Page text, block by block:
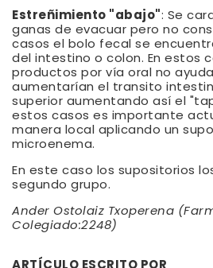
Estreñimiento "abajo": Se
ganas de evacuar pero no
casos el bolo fecal se
del intestino o colon. En estos
productos por vía oral no
aumentarían el transito
superior aumentando así el
estos casos es importante
manera local aplicando un
microenema.
En este caso los supositorios
segundo grupo.
Ander Ostolaiz Txoperena
Colegiado:2248)